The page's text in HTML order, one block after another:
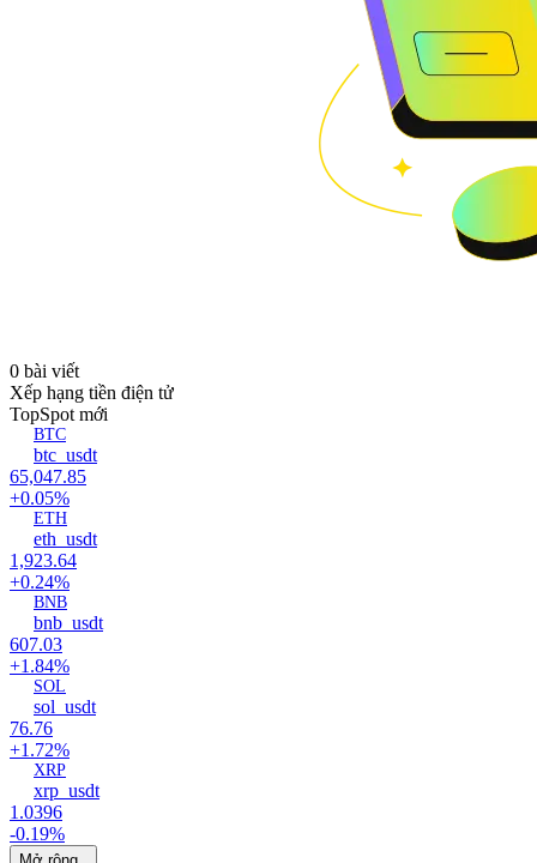
0 bài viết
Xếp hạng tiền điện tử
TopSpot mới
BTC
btc_usdt
65,047.85
+0.05%
ETH
eth_usdt
1,923.64
+0.24%
BNB
bnb_usdt
607.03
+1.84%
SOL
sol_usdt
76.76
+1.72%
XRP
xrp_usdt
1.0396
-0.19%